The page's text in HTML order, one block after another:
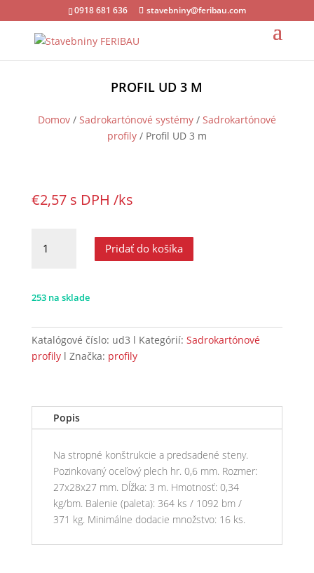
0918 681 636 stavebniny@feribau.com
PROFIL UD 3 M
Domov/ Sadrokartónové systémy/ Sadrokartónové
profily/ Profil UD 3 m
€2,57 s DPH /ks
Profil
m
Pridať do košíka
253 na sklade
Katalógové číslo: ud3 Kategórií: Sadrokartónové
profily
Značka: profily
Popis
Na stropné konštrukcie a predsadené steny.
Pozinkovaný oceľový plech hr. 0,6 mm. Rozmer:
27x28x27 mm. Dĺžka: 3 m. Hmotnosť: 0,34
kg/bm. Balenie (paleta): 364 ks / 1092 bm /
371 kg. Minimálne dodacie množstvo: 16 ks.